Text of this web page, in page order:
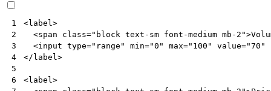
1
2
3
4
5
6
<label >
<span class="block text-sm font-medium mb-2">
<input type="range" min="0" max="100" value="70"
</ label >
<label >